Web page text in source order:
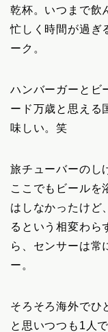
乾杯。いつまで飲
忙しく時間が過ぎ
ーク。
ハンバーガーとビ
ード万歳と思える
味しい。笑
旅チューバーのし
ここでもビールを
はしなかったけど
るという相変わら
ら、センサーは常
ー。
そろそろ海外でひ
と思いつつも1人